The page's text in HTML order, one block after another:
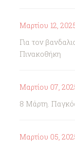
Μαρτίου 12,
Για τον
Πινακοθήκη
Μαρτίου 07,
8 Μάρτη.
Μαρτίου 05,